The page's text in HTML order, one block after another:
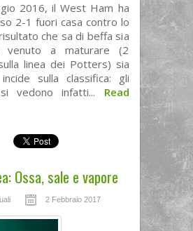
2016, il West Ham ha
2-1 fuori casa contro lo
che sa di beffa sia
venuto a maturare (2
linea dei Potters) sia
sulla classifica: gli
vedono infatti... Read
Ossa, sale e vapore
2 Febbraio 2017